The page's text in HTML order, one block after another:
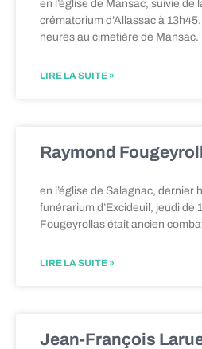
en l’église de Mansac, suivie de
crématorium d’Allassac à
heures au cimetière de Mansac.
LIRE LA SUITE »
Raymond
en l’église de Salagnac, dernier
funérarium d’Excideuil, jeudi de
Fougeyrollas était ancien
LIRE LA SUITE »
Jean-François